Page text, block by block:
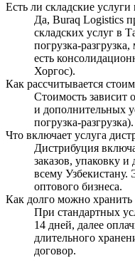
Есть ли складские
Да, Buraq Logistics
складских услуг в
погрузка-
есть
Хоргос).
Как рассчитывается
Стоимость зависит
и дополнительных
погрузка-
Что включает услуга
Дистрибуция
заказов, упаковку
всему Узбекистану.
оптового бизнеса.
Как долго можно хранить
При стандартных
14 дней, далее
длительного
договор.